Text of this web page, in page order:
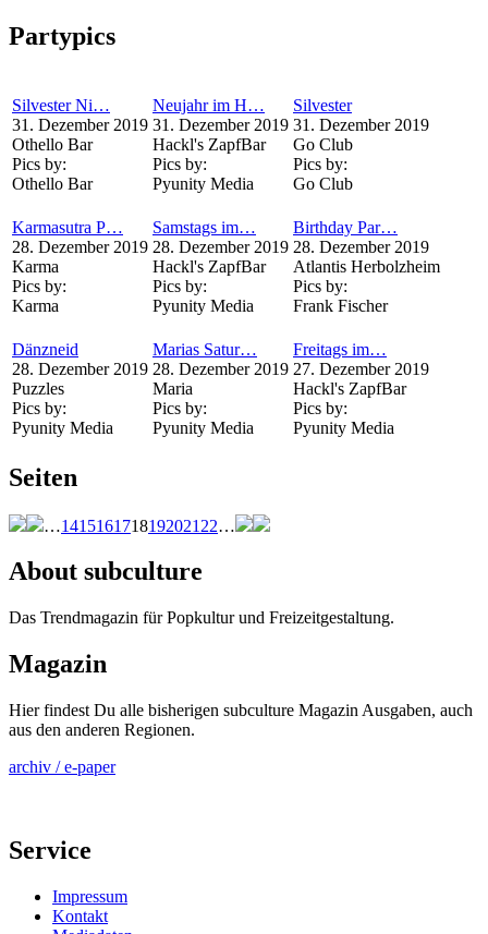
Partypics
Silvester Ni…
31. Dezember 2019
Othello Bar
Pics by:
Othello Bar
Neujahr im H…
31. Dezember 2019
Hackl's ZapfBar
Pics by:
Pyunity Media
Silvester
31. Dezember 2019
Go Club
Pics by:
Go Club
Karmasutra P…
28. Dezember 2019
Karma
Pics by:
Karma
Samstags im…
28. Dezember 2019
Hackl's ZapfBar
Pics by:
Pyunity Media
Birthday Par…
28. Dezember 2019
Atlantis Herbolzheim
Pics by:
Frank Fischer
Dänzneid
28. Dezember 2019
Puzzles
Pics by:
Pyunity Media
Marias Satur…
28. Dezember 2019
Maria
Pics by:
Pyunity Media
Freitags im…
27. Dezember 2019
Hackl's ZapfBar
Pics by:
Pyunity Media
Seiten
…1415161718192021 22…
About subculture
Das Trendmagazin für Popkultur und Freizeitgestaltung.
Magazin
Hier findest Du alle bisherigen subculture Magazin Ausgaben, auch
aus den anderen Regionen.
archiv / e-paper
Service
Impressum
Kontakt